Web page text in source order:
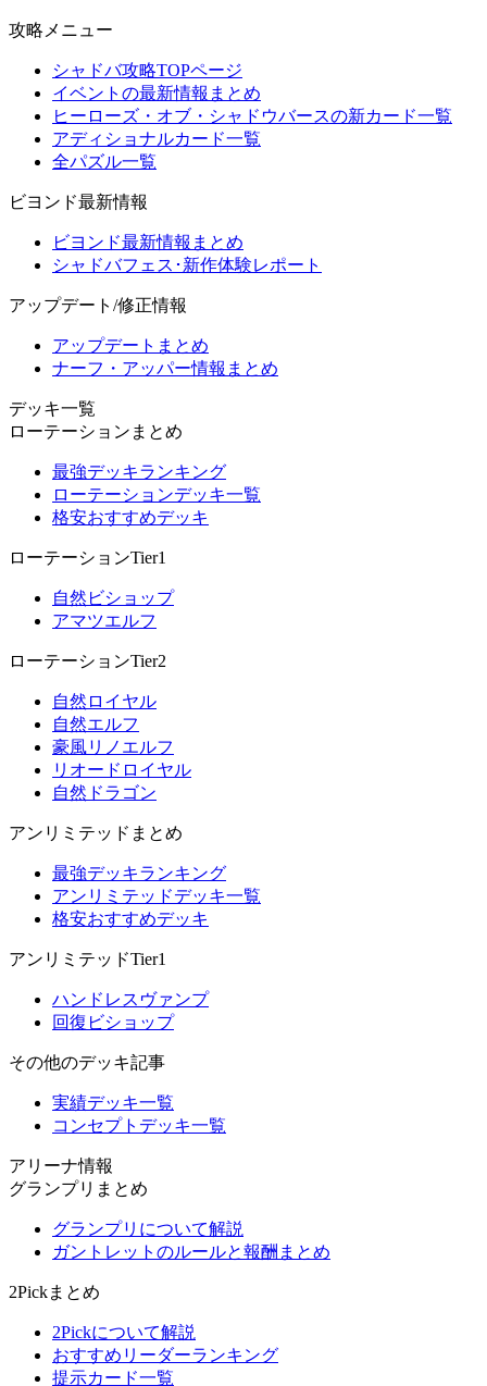
攻略メニュー
シャドバ攻略TOPページ
イベントの最新情報まとめ
ヒーローズ・オブ・シャドウバースの新カード一覧
アディショナルカード一覧
全パズル一覧
ビヨンド最新情報
ビヨンド最新情報まとめ
シャドバフェス･新作体験レポート
アップデート/修正情報
アップデートまとめ
ナーフ・アッパー情報まとめ
デッキ一覧
ローテーションまとめ
最強デッキランキング
ローテーションデッキ一覧
格安おすすめデッキ
ローテーションTier1
自然ビショップ
アマツエルフ
ローテーションTier2
自然ロイヤル
自然エルフ
豪風リノエルフ
リオードロイヤル
自然ドラゴン
アンリミテッドまとめ
最強デッキランキング
アンリミテッドデッキ一覧
格安おすすめデッキ
アンリミテッドTier1
ハンドレスヴァンプ
回復ビショップ
その他のデッキ記事
実績デッキ一覧
コンセプトデッキ一覧
アリーナ情報
グランプリまとめ
グランプリについて解説
ガントレットのルールと報酬まとめ
2Pickまとめ
2Pickについて解説
おすすめリーダーランキング
提示カード一覧